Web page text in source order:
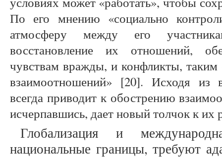
По его мнению «социально
атмосферу между его
восстановление их отношений,
чувствам вражды, и конфликты,
взаимоотношений» [20]. Исходя из
всегда приводит к обострению
исчерпавшись, дает новый толчок к их
Глобализация и
национальные границы, требуют